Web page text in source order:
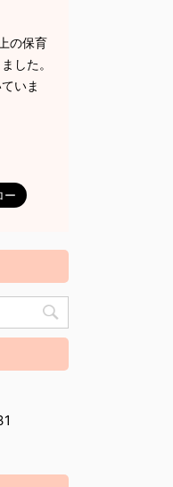
の保育
した。
いま